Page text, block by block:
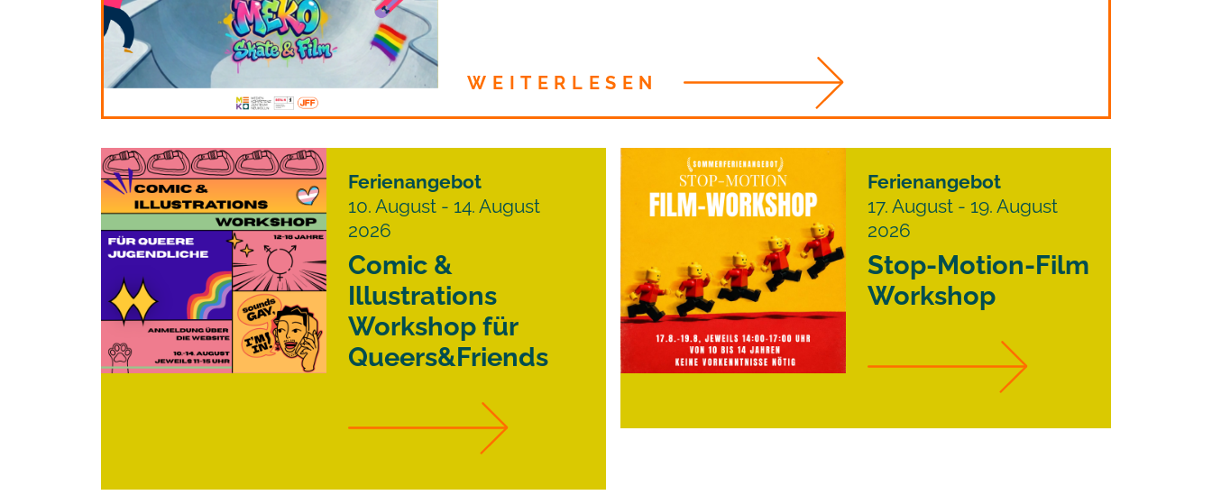
WEITERLESEN
Ferienangebot
10. August - 14. August
2026
Comic &
Illustrations
Workshop für
Queers&Friends
Ferienangebot
17. August - 19. August
2026
Stop-Motion-Film
Workshop